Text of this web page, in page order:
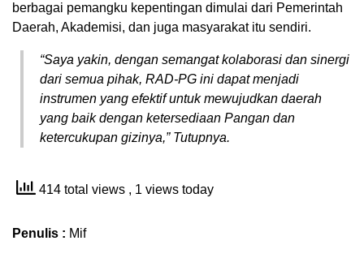
berbagai pemangku kepentingan dimulai dari Pemerintah
Daerah, Akademisi, dan juga masyarakat itu sendiri.
“Saya yakin, dengan semangat kolaborasi dan sinergi
dari semua pihak, RAD-PG ini dapat menjadi
instrumen yang efektif untuk mewujudkan daerah
yang baik dengan ketersediaan Pangan dan
ketercukupan gizinya,” Tutupnya.
414 total views , 1 views today
Penulis : Mif